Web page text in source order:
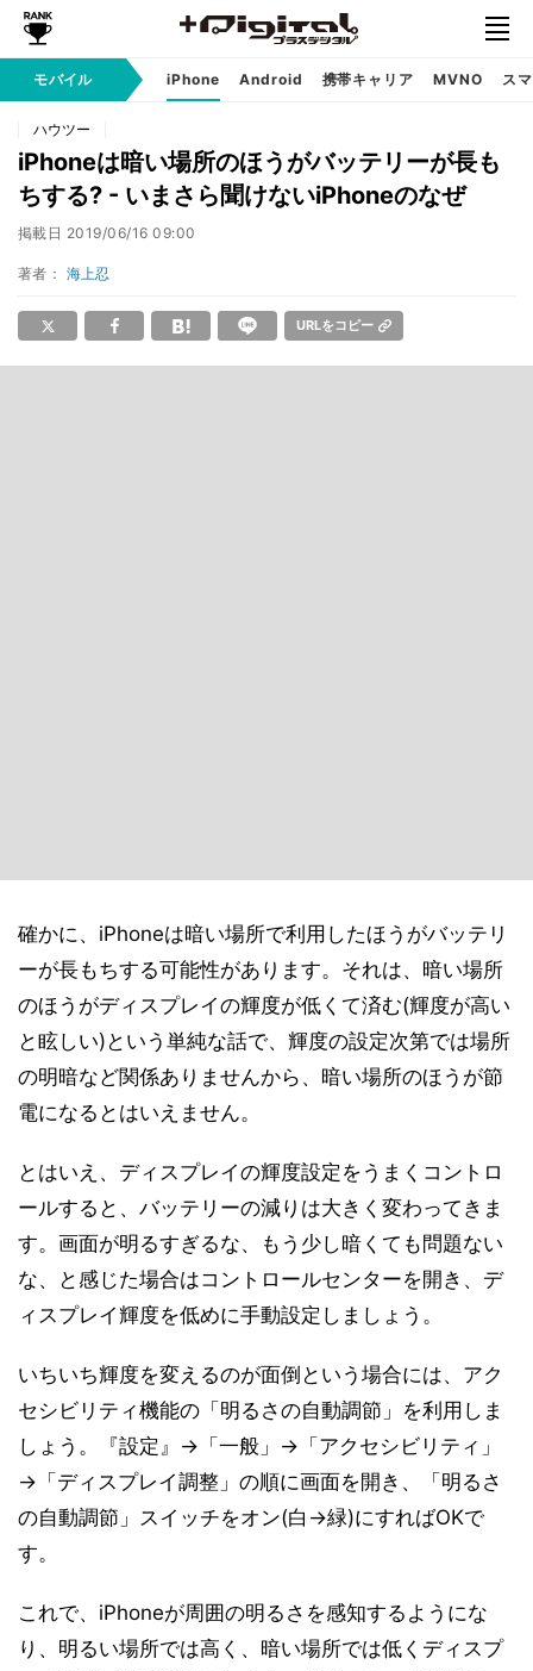
モバイル iPhone Android 携帯キャリア MVNO ス
ハウツー
iPhoneは暗い場所のほうがバッテリーが長も
ちする? - いまさら聞けないiPhoneのなぜ
掲載日 2019/06/16 09:00
著者： 海上忍
URLをコピー
確かに、iPhoneは暗い場所で利用したほうがバッテリ
ーが長もちする可能性があります。それは、暗い場所
のほうがディスプレイの輝度が低くて済む(輝度が高い
と眩しい)という単純な話で、輝度の設定次第では場所
の明暗など関係ありませんから、暗い場所のほうが節
電になるとはいえません。
とはいえ、ディスプレイの輝度設定をうまくコントロ
ールすると、バッテリーの減りは大きく変わってきま
す。画面が明るすぎるな、もう少し暗くても問題ない
な、と感じた場合はコントロールセンターを開き、デ
ィスプレイ輝度を低めに手動設定しましょう。
いちいち輝度を変えるのが面倒という場合には、アク
セシビリティ機能の「明るさの自動調節」を利用しま
しょう。『設定』→「一般」→「アクセシビリティ」
→「ディスプレイ調整」の順に画面を開き、「明るさ
の自動調節」スイッチをオン(白→緑)にすればOKで
す。
これで、iPhoneが周囲の明るさを感知するようにな
り、明るい場所では高く、暗い場所では低くディスプ